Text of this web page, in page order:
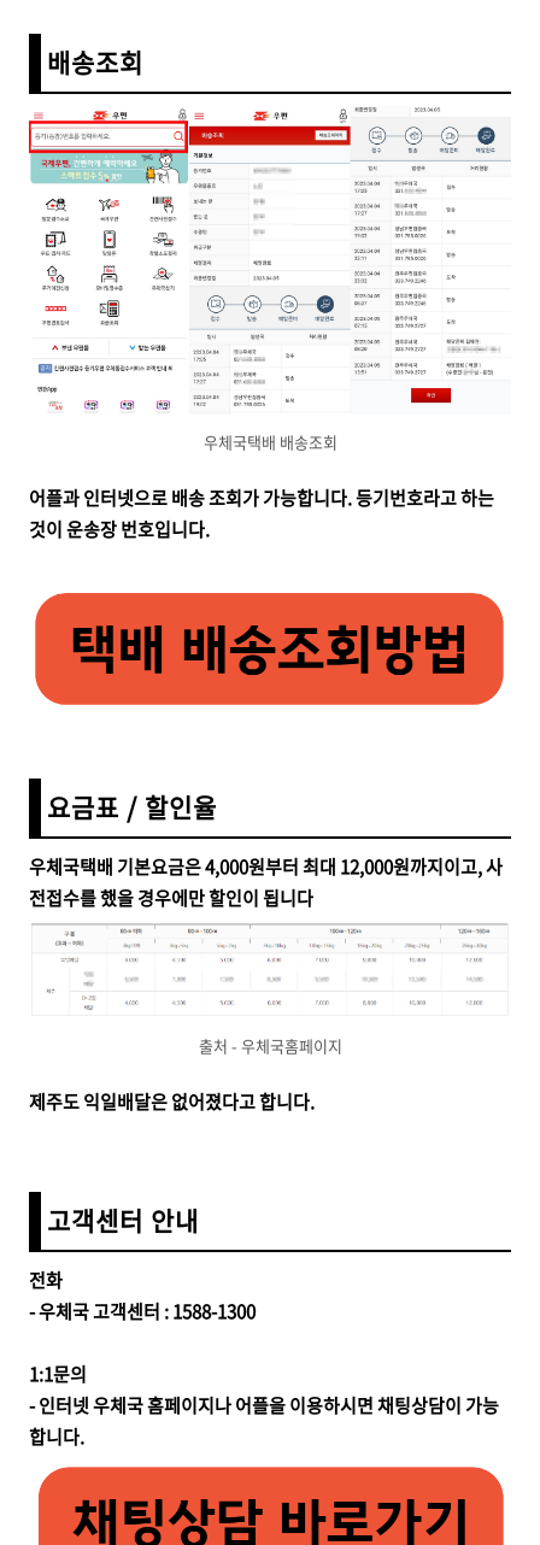
배송조회
우체국택배 배송조회
어플과 인터넷으로 배송 조회가 가능합니다. 등기번호라고 하는
것이 운송장 번호입니다.
요금표 / 할인율
우체국택배 기본요금은 4,000원부터 최대 12,000원까지이고,사
전접수를 했을 경우에만 할인이 됩니다
출처 - 우체국홈페이지
제주도 익일배달은 없어졌다고 합니다.
고객센터 안내
전화
- 우체국 고객센터 : 1588-1300
1:1문의
- 인터넷 우체국 홈페이지나 어플을 이용하시면 채팅상담이 가능
합니다.